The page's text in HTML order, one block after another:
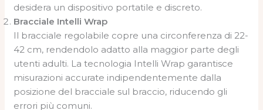
desidera un dispositivo portatile e discreto.
Bracciale Intelli Wrap
Il bracciale regolabile copre una circonferenza di 22-
42 cm, rendendolo adatto alla maggior parte degli
utenti adulti. La tecnologia Intelli Wrap garantisce
misurazioni accurate indipendentemente dalla
posizione del bracciale sul braccio, riducendo gli
errori più comuni.